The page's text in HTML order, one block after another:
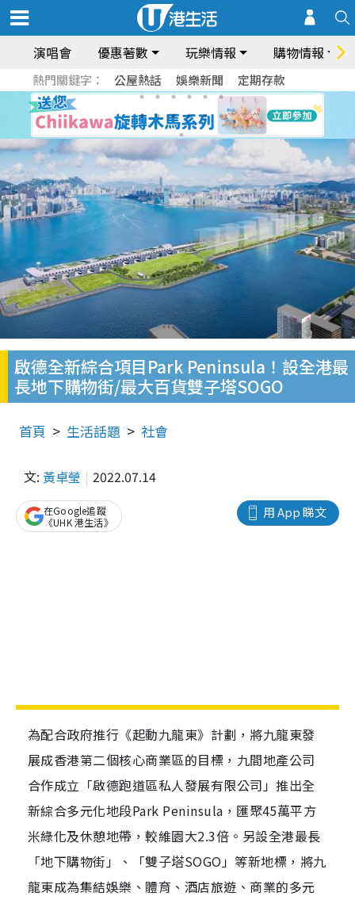
演唱會 優惠著數 玩樂情報 購物情報
熱門關鍵字： 公屋熱話 娛樂新聞 定期存款
啟德全新綜合項目Park Peninsula！設全港最
長地下購物街/最大百貨雙子塔SOGO
首頁 生活話題 社會
文: 黃卓瑩 2022.07.14
用 App 睇文
在Google追蹤
《UHK 港生活》
為配合政府推行《起動九龍東》計劃，將九龍東發
展成香港第二個核心商業區的目標，九間地產公司
合作成立「啟德跑道區私人發展有限公司」推出全
新綜合多元化地段Park Peninsula，匯聚45萬平方
米綠化及休憩地帶，較維園大2.3倍。另設全港最長
「地下購物街」、「雙子塔SOGO」等新地標，將九
龍東成為集結娛樂、體育、酒店旅遊、商業的多元